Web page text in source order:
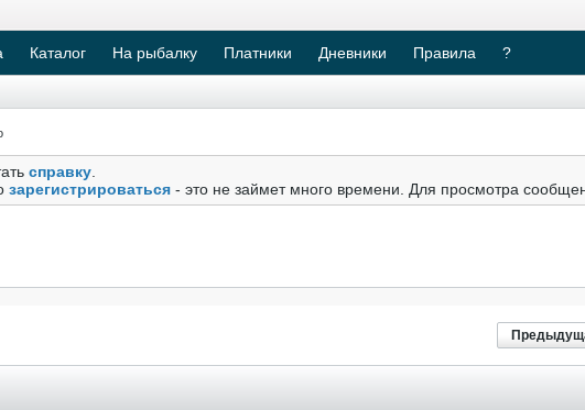
Каталог На рыбалку Платники Дневники Правила ?
справку
зарегистрироваться - это не займет много времени. Для просмотра